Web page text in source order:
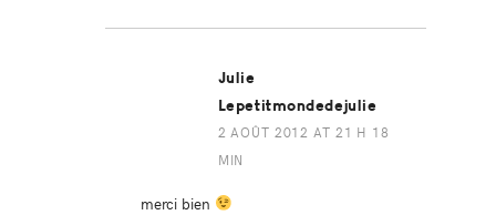
Julie
Lepetitmondedejulie
2 AOÛT 2012 AT 21 H 18
MIN
merci bien